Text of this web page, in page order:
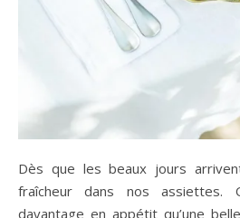
Dès que les beaux jours arrivent, on a tous envie de
fraîcheur dans nos
davantage en appétit qu’une